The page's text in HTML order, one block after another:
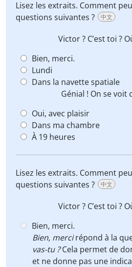
Lisez les extraits. Comment
questions suivantes ?
中文
Victor ? C’est toi ?
Bien, merci.
Lundi
Dans la navette spatiale
Génial ! On se voit
Oui, avec plaisir
Dans ma chambre
À 19 heures
Lisez les extraits. Comment
questions suivantes ?
中文
Victor ? C’est toi ?
Bien, merci.
Bien, mercirépond à la
vas-tu ?Cela permet de
et ne donne pas une